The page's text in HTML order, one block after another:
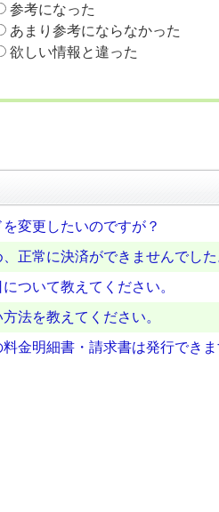
参考になった
あまり参考にならなかった
欲しい情報と違った
変更したいのですが？
正常に決済ができませんでし
ついて教えてください。
法を教えてください。
金明細書・請求書は発行できま